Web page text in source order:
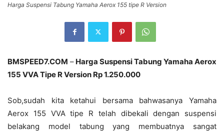
Harga Suspensi Tabung Yamaha Aerox 155 tipe R Version
BMSPEED7.COM – Harga Suspensi Tabung Yamaha Aerox
155 VVA Tipe R Version Rp 1.250.000
Sob,sudah kita ketahui bersama bahwasanya Yamaha
Aerox 155 VVA tipe R telah dibekali dengan suspensi
belakang model tabung yang membuatnya sangat